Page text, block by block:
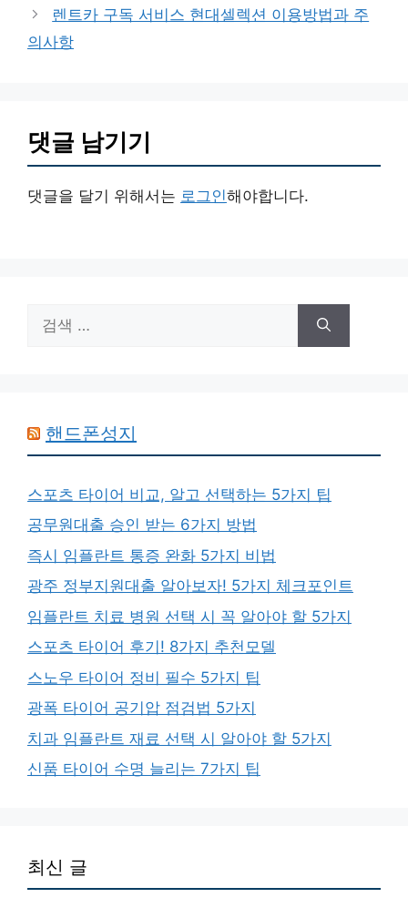
리
렌트카 구독 서비스 현대셀렉션 이용방법과 주
의사항
댓글 남기기
댓글을 달기 위해서는 로그인해야합니다.
색:
핸드폰성지
스포츠 타이어 비교, 알고 선택하는 5가지 팁
공무원대출 승인 받는 6가지 방법
즉시 임플란트 통증 완화 5가지 비법
광주 정부지원대출 알아보자! 5가지 체크포인트
임플란트 치료 병원 선택 시 꼭 알아야 할 5가지
스포츠 타이어 후기! 8가지 추천모델
스노우 타이어 정비 필수 5가지 팁
광폭 타이어 공기압 점검법 5가지
치과 임플란트 재료 선택 시 알아야 할 5가지
신품 타이어 수명 늘리는 7가지 팁
최신 글